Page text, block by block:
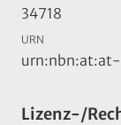
34718
URN
Lizenz-/